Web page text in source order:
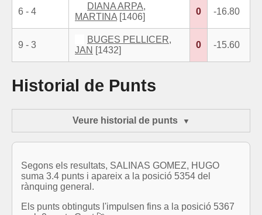
6 - 4
DIANA ARPA,
MARTINA [1406]
0 -16.80
9 - 3
BUGES PELLICER,
JAN [1432]
0 -15.60
Historial de Punts
Veure historial de punts
Segons els resultats, SALINAS GOMEZ, HUGO
suma 3.4 punts i apareix a la posició 5354 del
rànquing general.
Els punts obtinguts l'impulsen fins a la posició 5367